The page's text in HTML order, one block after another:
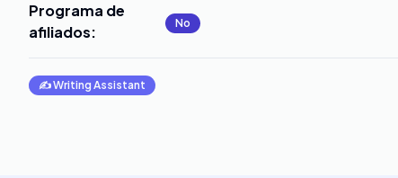
Programa de
afiliados: No
✍️Writing Assistant